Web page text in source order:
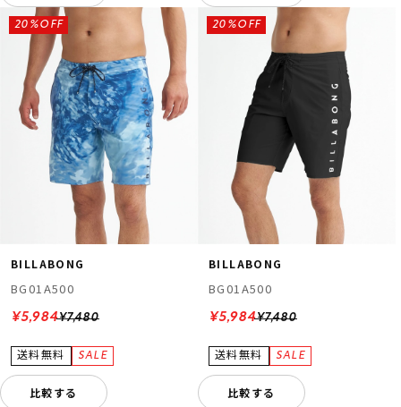
BILLABONG
BG01A500
¥7,480
20%OFF
¥5,984
比較する
BILLABONG
BG01A500
¥7,480
20%OFF
¥5,984
比較する